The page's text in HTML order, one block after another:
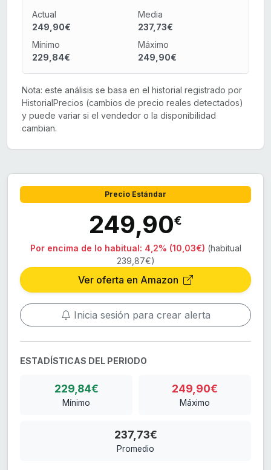
Actual
249,90€
Media
237,73€
Mínimo
229,84€
Máximo
249,90€
Nota: este análisis se basa en el historial registrado por
HistorialPrecios (cambios de precio reales detectados)
y puede variar si el vendedor o la disponibilidad
cambian.
Precio Estándar
249,90€
Por encima de lo habitual: 4,2% (10,03€) (habitual
239,87€)
Ver oferta en Amazon
Inicia sesión para crear alerta
ESTADÍSTICAS DEL PERIODO
229,84€
Mínimo
249,90€
Máximo
237,73€
Promedio